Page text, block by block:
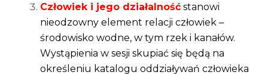
Człowiek i jego działalność stanowi
nieodzowny element relacji człowiek –
środowisko wodne, w tym rzek i kanałów.
Wystąpienia w sesji skupiać się będą na
określeniu katalogu oddziaływań człowieka